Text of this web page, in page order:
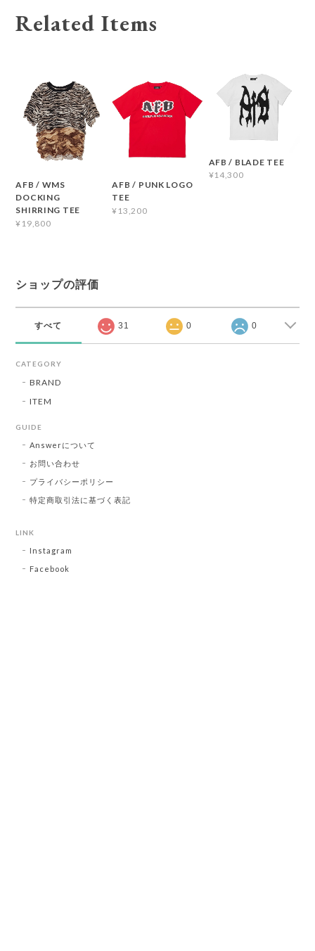
Related Items
AFB / WMS
DOCKING
SHIRRING TEE
¥19,800
AFB / PUNK LOGO
TEE
¥13,200
AFB / BLADE TEE
¥14,300
ショップの評価
すべて 31 0 0
CATEGORY
BRAND
ITEM
GUIDE
Answerについて
お問い合わせ
プライバシーポリシー
特定商取引法に基づく表記
LINK
Instagram
Facebook